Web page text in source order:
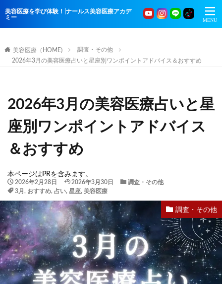
美容医療を学び体験！|ナールス美容医療アカデ
ミー
美容医療（HOME)
調査・その他
2026年3月の美容医療占いと星座別ワンポイントアドバイス＆おすすめ
2026年3月の美容医療占いと星
座別ワンポイントアドバイス
＆おすすめ
本ページはPRを含みます。
2026年2月28日 2026年3月30日
調査・その他
3月 , おすすめ, 占い, 星座, 美容医療
調査・その他